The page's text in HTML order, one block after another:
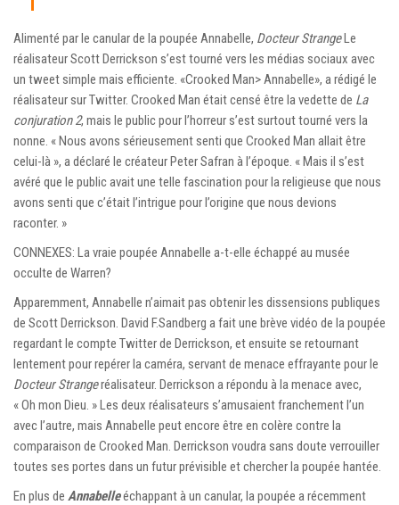
Alimenté par le canular de la poupée Annabelle, Docteur StrangeLe
réalisateur Scott Derrickson s’est tourné vers les médias sociaux avec
un tweet simple mais efficiente. «Crooked Man> Annabelle», a rédigé le
réalisateur sur Twitter. Crooked Man était censé être la vedette de La
conjuration 2, mais le public pour l’horreur s’est surtout tourné vers la
nonne. « Nous avons sérieusement senti que Crooked Man allait être
celui-là », a déclaré le créateur Peter Safran à l’époque. « Mais il s’est
avéré que le public avait une telle fascination pour la religieuse que nous
avons senti que c’était l’intrigue pour l’origine que nous devions
raconter. »
CONNEXES: La vraie poupée Annabelle a-t-elle échappé au musée
occulte de Warren?
Apparemment, Annabelle n’aimait pas obtenir les dissensions publiques
de Scott Derrickson. David F.Sandberg a fait une brève vidéo de la poupée
regardant le compte Twitter de Derrickson, et ensuite se retournant
lentement pour repérer la caméra, servant de menace effrayante pour le
Docteur Strangeréalisateur. Derrickson a répondu à la menace avec,
« Oh mon Dieu. » Les deux réalisateurs s’amusaient franchement l’un
avec l’autre, mais Annabelle peut encore être en colère contre la
comparaison de Crooked Man. Derrickson voudra sans doute verrouiller
toutes ses portes dans un futur prévisible et chercher la poupée hantée.
En plus de Annabelleéchappant à un canular, la poupée a récemment